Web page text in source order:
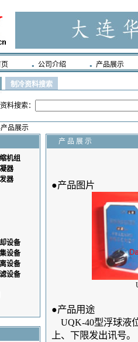
公司介绍 产品展示
制冷资料搜索
料搜索：
产品展示
机组
器
器
设备
设备
设备
设备
产 品 展 示
●产品图片
●产品用途
UQK-40型浮球液
上、下限发出讯号。